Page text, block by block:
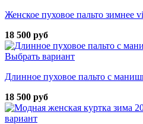
Женское пуховое пальто зимнее
18 500 руб
Выбрать вариант
Длинное пуховое пальто с
18 500 руб
вариант